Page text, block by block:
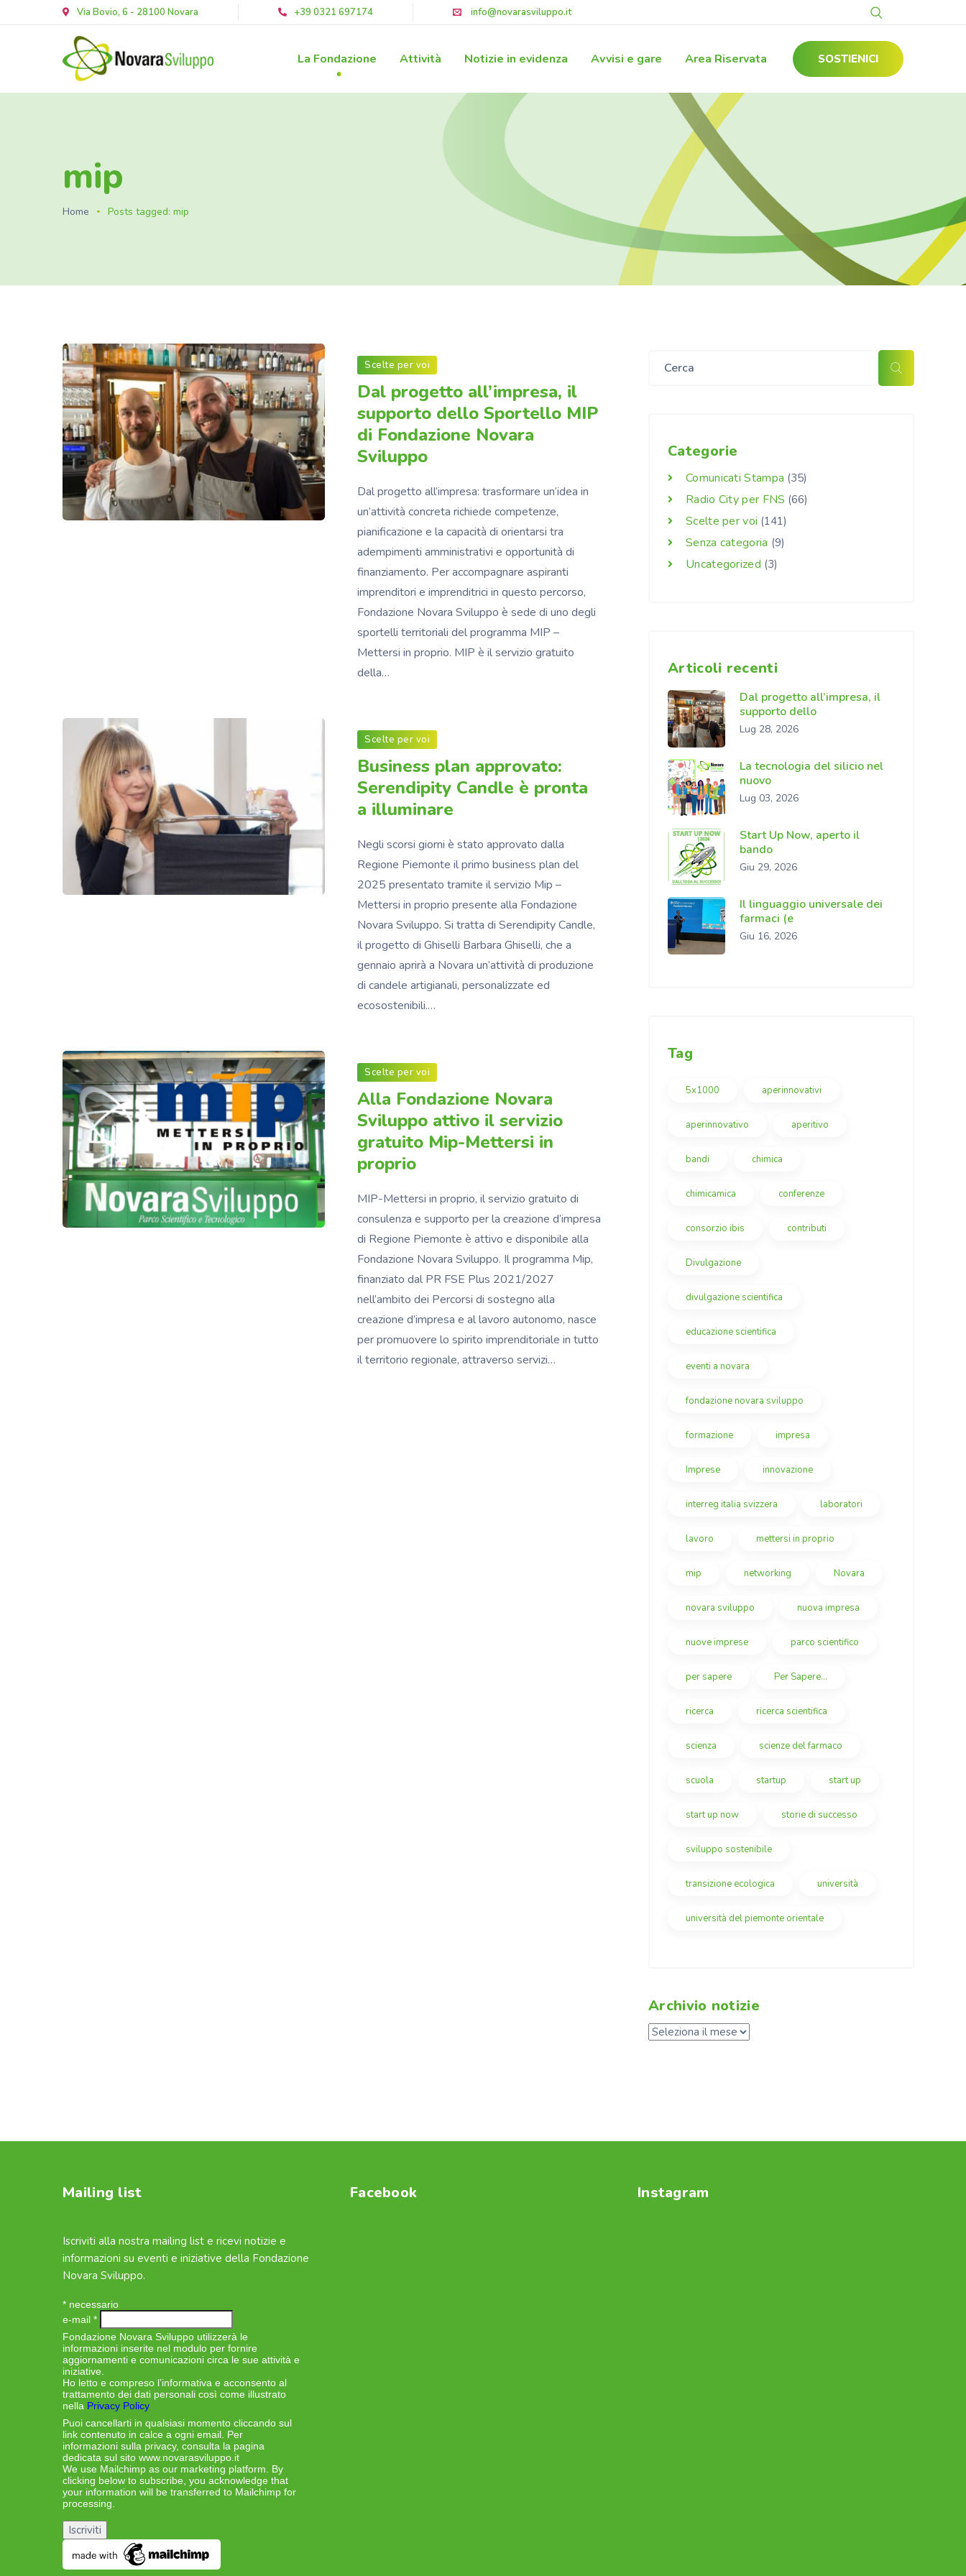
Via Bovio, 6 - 28100 Novara +39 0321 697174 info@novarasviluppo.it
La Fondazione Attività Notizie in evidenza Avvisi e gare Area Riservata SOSTIENICI
mip
Home Posts tagged: mip
Scelte per voi
Dal progetto all’impresa, il
supporto dello Sportello MIP
di Fondazione Novara
Sviluppo
Dal progetto all’impresa: trasformare un’idea in
un’attività concreta richiede competenze,
pianificazione e la capacità di orientarsi tra
adempimenti amministrativi e opportunità di
finanziamento. Per accompagnare aspiranti
imprenditori e imprenditrici in questo percorso,
Fondazione Novara Sviluppo è sede di uno degli
sportelli territoriali del programma MIP –
Mettersi in proprio. MIP è il servizio gratuito
della…
Scelte per voi
Business plan approvato:
Serendipity Candle è pronta
a illuminare
Negli scorsi giorni è stato approvato dalla
Regione Piemonte il primo business plan del
2025 presentato tramite il servizio Mip –
Mettersi in proprio presente alla Fondazione
Novara Sviluppo. Si tratta di Serendipity Candle,
il progetto di Ghiselli Barbara Ghiselli, che a
gennaio aprirà a Novara un’attività di produzione
di candele artigianali, personalizzate ed
ecosostenibili.…
Scelte per voi
Alla Fondazione Novara
Sviluppo attivo il servizio
gratuito Mip-Mettersi in
proprio
MIP-Mettersi in proprio, il servizio gratuito di
consulenza e supporto per la creazione d’impresa
di Regione Piemonte è attivo e disponibile alla
Fondazione Novara Sviluppo. Il programma Mip,
finanziato dal PR FSE Plus 2021/2027
nell’ambito dei Percorsi di sostegno alla
creazione d’impresa e al lavoro autonomo, nasce
per promuovere lo spirito imprenditoriale in tutto
il territorio regionale, attraverso servizi…
Categorie
Comunicati Stampa (35)
Radio City per FNS (66)
Scelte per voi (141)
Senza categoria (9)
Uncategorized (3)
Articoli recenti
Dal progetto all’impresa, il
supporto dello
Lug 28, 2026
La tecnologia del silicio nel
nuovo
Lug 03, 2026
Start Up Now, aperto il
bando
Giu 29, 2026
Il linguaggio universale dei
farmaci (e
Giu 16, 2026
Tag
5x1000 aperinnovativi
aperinnovativo aperitivo
bandi chimica
chimicamica conferenze
consorzio ibis contributi
Divulgazione
divulgazione scientifica
educazione scientifica
eventi a novara
fondazione novara sviluppo
formazione impresa
Imprese innovazione
interreg italia svizzera laboratori
lavoro mettersi in proprio
mip networking Novara
novara sviluppo nuova impresa
nuove imprese parco scientifico
per sapere Per Sapere...
ricerca ricerca scientifica
scienza scienze del farmaco
scuola startup start up
start up now storie di successo
sviluppo sostenibile
transizione ecologica università
università del piemonte orientale
Archivio notizie
Mailing list
Iscriviti alla nostra mailing list e ricevi notizie e
informazioni su eventi e iniziative della Fondazione
Novara Sviluppo.
* necessario
e-mail *
Fondazione Novara Sviluppo utilizzerà le
informazioni inserite nel modulo per fornire
aggiornamenti e comunicazioni circa le sue attività e
iniziative.
Ho letto e compreso l’informativa e acconsento al
trattamento dei dati personali così come illustrato
nella Privacy Policy
Puoi cancellarti in qualsiasi momento cliccando sul
link contenuto in calce a ogni email. Per
informazioni sulla privacy, consulta la pagina
dedicata sul sito www.novarasviluppo.it
We use Mailchimp as our marketing platform. By
clicking below to subscribe, you acknowledge that
your information will be transferred to Mailchimp for
processing.
Facebook Instagram